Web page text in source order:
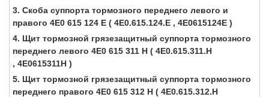
3. Скоба суппорта тормозного переднего левого и
правого 4E0 615 124 E ( 4E0.615.124.E , 4E0615124E )
4. Щит тормозной грязезащитный суппорта тормозного
переднего левого 4E0 615 311 H ( 4E0.615.311.H
, 4E0615311H )
5. Щит тормозной грязезащитный суппорта тормозного
переднего правого 4E0 615 312 H ( 4E0.615.312.H